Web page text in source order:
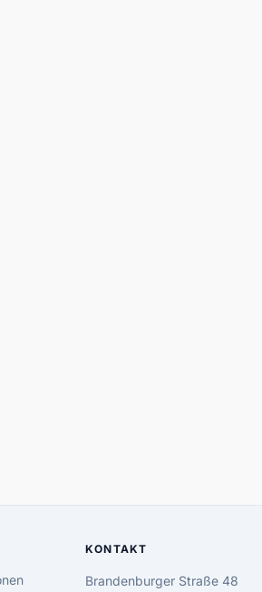
KONTAKT
Brandenburger Straße 48